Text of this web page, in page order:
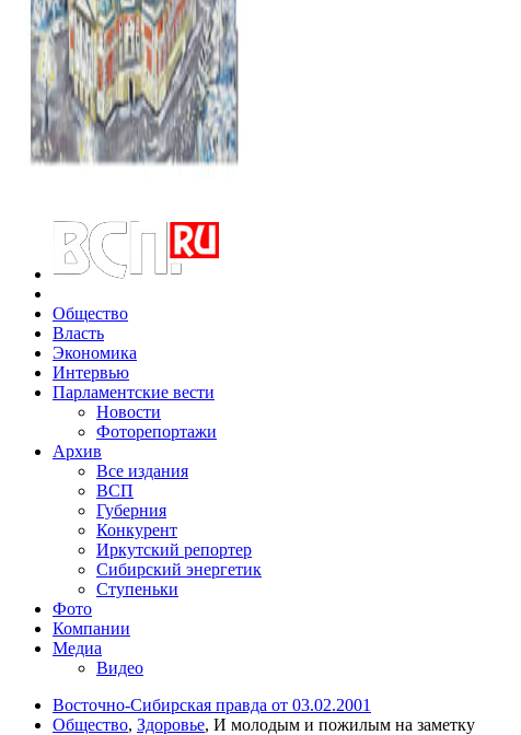
Общество
Власть
Экономика
Интервью
Парламентские вести
Новости
Фоторепортажи
Архив
Все издания
ВСП
Губерния
Конкурент
Иркутский репортер
Сибирский энергетик
Ступеньки
Фото
Компании
Медиа
Видео
Восточно-Сибирская правда от 03.02.2001
Общество, Здоровье, И молодым и пожилым на заметку